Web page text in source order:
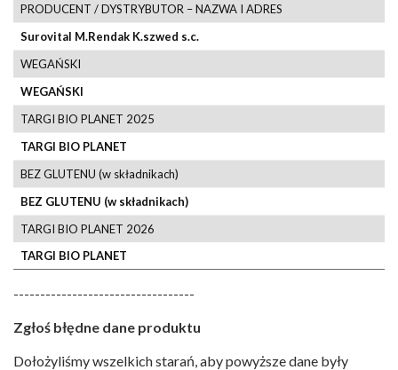
PRODUCENT / DYSTRYBUTOR – NAZWA I ADRES
Surovital M.Rendak K.szwed s.c.
WEGAŃSKI
WEGAŃSKI
TARGI BIO PLANET 2025
TARGI BIO PLANET
BEZ GLUTENU (w składnikach)
BEZ GLUTENU (w składnikach)
TARGI BIO PLANET 2026
TARGI BIO PLANET
----------------------------------
Zgłoś błędne dane produktu
Dołożyliśmy wszelkich starań, aby powyższe dane były